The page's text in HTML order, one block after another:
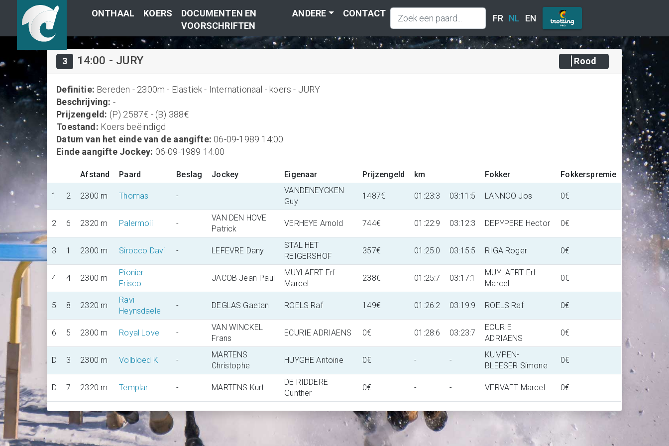
ONTHAAL KOERS
DOCUMENTEN EN
VOORSCHRIFTEN
ANDERE CONTACT FR NL EN
3 14:00 - JURY Rood
Definitie: Bereden - 2300m - Elastiek - Internationaal - koers - JURY
Beschrijving: -
Prijzengeld: (P) 2587€ - (B) 388€
Toestand: Koers beëindigd
Datum van het einde van de aangifte: 06-09-1989 14:00
Einde aangifte Jockey: 06-09-1989 14:00
Afstand Paard Beslag Jockey Eigenaar Prijzengeld km Fokker Fokkerspremie
1 2 2300 m Thomas -
VANDENEYCKEN
Guy
1487€ 01:23:3 03:11:5 LANNOO Jos 0€
2 6 2320 m Palermoii -
VAN DEN HOVE
Patrick
VERHEYE Arnold 744€ 01:22:9 03:12:3 DEPYPERE Hector 0€
3 1 2300 m Sirocco Davi - LEFEVRE Dany
STAL HET
REIGERSHOF
357€ 01:25:0 03:15:5 RIGA Roger 0€
4 4 2300 m
Pionier
Frisco
- JACOB Jean-Paul
MUYLAERT Erf
Marcel
238€ 01:25:7 03:17:1
MUYLAERT Erf
Marcel
0€
5 8 2320 m
Ravi
Heynsdaele
- DEGLAS Gaetan ROELS Raf 149€ 01:26:2 03:19:9 ROELS Raf 0€
6 5 2300 m Royal Love -
VAN WINCKEL
Frans
ECURIE ADRIAENS 0€ 01:28:6 03:23:7
ECURIE
ADRIAENS
0€
D 3 2300 m Volbloed K -
MARTENS
Christophe
HUYGHE Antoine 0€ - -
KUMPEN-
BLEESER Simone
0€
D 7 2320 m Templar - MARTENS Kurt
DE RIDDERE
Gunther
0€ - - VERVAET Marcel 0€